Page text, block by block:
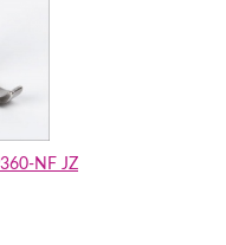
NF JZ